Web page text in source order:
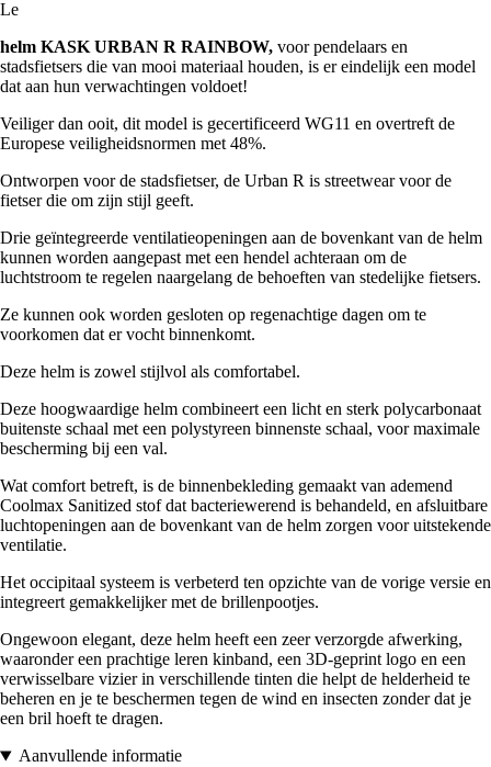
Le
helm KASK URBAN R RAINBOW, voor pendelaars en
stadsfietsers die van mooi materiaal houden, is er eindelijk een model
dat aan hun verwachtingen voldoet!
Veiliger dan ooit, dit model is gecertificeerd WG11 en overtreft de
Europese veiligheidsnormen met 48%.
Ontworpen voor de stadsfietser, de Urban R is streetwear voor de
fietser die om zijn stijl geeft.
Drie geïntegreerde ventilatieopeningen aan de bovenkant van de helm
kunnen worden aangepast met een hendel achteraan om de
luchtstroom te regelen naargelang de behoeften van stedelijke fietsers.
Ze kunnen ook worden gesloten op regenachtige dagen om te
voorkomen dat er vocht binnenkomt.
Deze helm is zowel stijlvol als comfortabel.
Deze hoogwaardige helm combineert een licht en sterk polycarbonaat
buitenste schaal met een polystyreen binnenste schaal, voor maximale
bescherming bij een val.
Wat comfort betreft, is de binnenbekleding gemaakt van ademend
Coolmax Sanitized stof dat bacteriewerend is behandeld, en afsluitbare
luchtopeningen aan de bovenkant van de helm zorgen voor uitstekende
ventilatie.
Het occipitaal systeem is verbeterd ten opzichte van de vorige versie en
integreert gemakkelijker met de brillenpootjes.
Ongewoon elegant, deze helm heeft een zeer verzorgde afwerking,
waaronder een prachtige leren kinband, een 3D-geprint logo en een
verwisselbare vizier in verschillende tinten die helpt de helderheid te
beheren en je te beschermen tegen de wind en insecten zonder dat je
een bril hoeft te dragen.
Aanvullende informatie